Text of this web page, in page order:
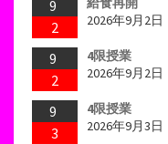
9
2
2026年9月2日
9
2
4限授業
2026年9月2日
9
3
4限授業
2026年9月3日